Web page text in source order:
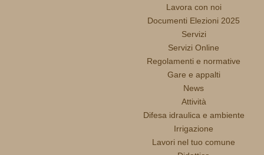
Lavora con noi
Documenti Elezioni 2025
Servizi
Servizi Online
Regolamenti e normative
Gare e appalti
News
Attività
Difesa idraulica e ambiente
Irrigazione
Lavori nel tuo comune